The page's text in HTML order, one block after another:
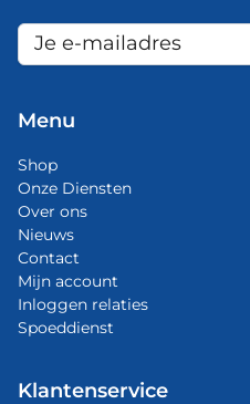
Menu
Shop
Onze Diensten
Over ons
Nieuws
Contact
Mijn account
Inloggen relaties
Spoeddienst
Klantenservice